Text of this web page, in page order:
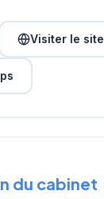
Visiter le site
du cabinet